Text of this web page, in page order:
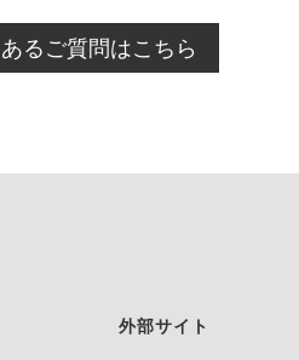
ご希望の際は、直接ご予約いた
るご質問はこちら
外部サイト